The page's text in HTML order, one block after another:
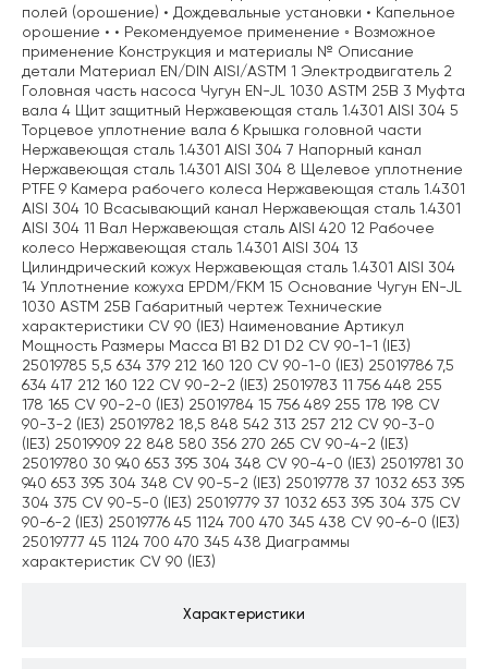
Характеристики
полей (орошение) • Дождевальные установки • Капельное
орошение • • Рекомендуемое применение ◦ Возможное
применение Конструкция и материалы № Описание
детали Материал EN/DIN AISI/ASTM 1 Электродвигатель 2
Головная часть насоса Чугун EN-JL 1030 ASTM 25B 3 Муфта
вала 4 Щит защитный Нержавеющая сталь 1.4301 AISI 304 5
Торцевое уплотнение вала 6 Крышка головной части
Нержавеющая сталь 1.4301 AISI 304 7 Напорный канал
Нержавеющая сталь 1.4301 AISI 304 8 Щелевое уплотнение
PTFE 9 Камера рабочего колеса Нержавеющая сталь 1.4301
AISI 304 10 Всасывающий канал Нержавеющая сталь 1.4301
AISI 304 11 Вал Нержавеющая сталь AISI 420 12 Рабочее
колесо Нержавеющая сталь 1.4301 AISI 304 13
Цилиндрический кожух Нержавеющая сталь 1.4301 AISI 304
14 Уплотнение кожуха EPDM/FKM 15 Основание Чугун EN-JL
1030 ASTM 25B Габаритный чертеж Технические
характеристики CV 90 (IE3) Наименование Артикул
Мощность Размеры Масса B1 B2 D1 D2 CV 90-1-1 (IE3)
25019785 5,5 634 379 212 160 120 CV 90-1-0 (IE3) 25019786 7,5
634 417 212 160 122 CV 90-2-2 (IE3) 25019783 11 756 448 255
178 165 CV 90-2-0 (IE3) 25019784 15 756 489 255 178 198 CV
90-3-2 (IE3) 25019782 18,5 848 542 313 257 212 CV 90-3-0
(IE3) 25019909 22 848 580 356 270 265 CV 90-4-2 (IE3)
25019780 30 940 653 395 304 348 CV 90-4-0 (IE3) 25019781 30
940 653 395 304 348 CV 90-5-2 (IE3) 25019778 37 1032 653 395
304 375 CV 90-5-0 (IE3) 25019779 37 1032 653 395 304 375 CV
90-6-2 (IE3) 25019776 45 1124 700 470 345 438 CV 90-6-0 (IE3)
25019777 45 1124 700 470 345 438 Диаграммы
характеристик CV 90 (IE3)